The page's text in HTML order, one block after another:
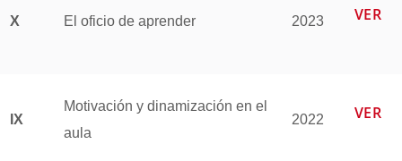
X El oficio de aprender 2023 VER
IX
Motivación y dinamización en el
aula
2022 VER